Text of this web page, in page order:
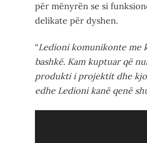
për mënyrën se si
delikate për dyshen.
“Ledioni komunikonte me
bashkë. Kam kuptuar që
produkti i projektit dhe kjo
edhe Ledioni kanë qenë